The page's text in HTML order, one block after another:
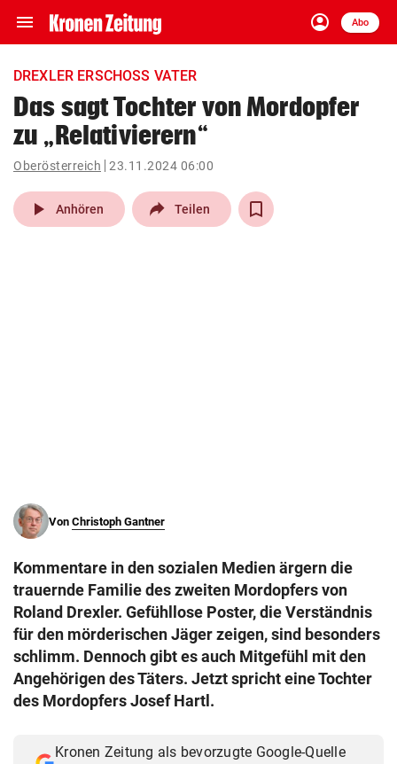
menu Navigation
ein-/ausklappen
account_circle
Anmelden
Abo
close Schließen
account_circle Anmelden
pin_drop
Wien arrow_right
DREXLER ERSCHOSS VATER
Das sagt Tochter von Mordopfer
zu „Relativierern“
Oberösterreich 23.11.2024 06:00
play_arrow Anhören Teilen
Von Christoph Gantner
Kommentare in den sozialen Medien ärgern die
trauernde Familie des zweiten Mordopfers von
Roland Drexler. Gefühllose Poster, die Verständnis
für den mörderischen Jäger zeigen, sind besonders
schlimm. Dennoch gibt es auch Mitgefühl mit den
Angehörigen des Täters. Jetzt spricht eine Tochter
des Mordopfers Josef Hartl.
Kronen Zeitung als bevorzugte Google-Quelle